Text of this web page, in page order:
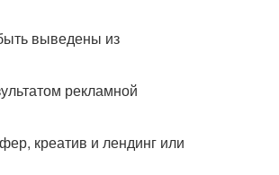
выведены из
рекламной
креатив и лендинг или